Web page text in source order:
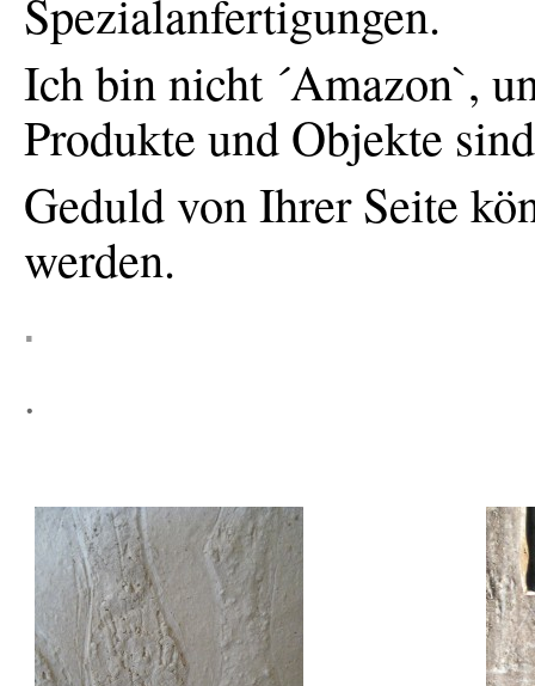
Spezialanfertigungen.
Ich bin nicht ´Amazon`,
Produkte und Objekte
Geduld von Ihrer Seite
werden.
.
.